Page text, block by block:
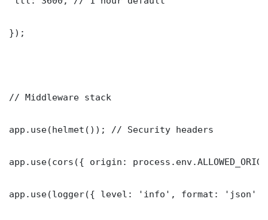
});
// Middleware stack
app.use(helmet()); // Security headers
app.use(cors({ origin:
app.use(logger({ level: 'info', format: 'json'